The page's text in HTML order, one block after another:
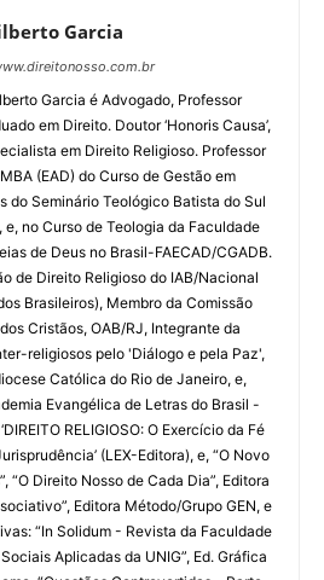
Garcia
Garcia é Advogado, Professor
em Direito. Doutor ‘Honoris Causa’,
em Direito Religioso. Professor
(EAD) do Curso de Gestão em
do Seminário Teológico Batista do Sul
e, no Curso de Teologia da Faculdade
de Deus no Brasil-FAECAD/CGADB.
de Direito Religioso do IAB/Nacional
Brasileiros), Membro da Comissão
Cristãos, OAB/RJ, Integrante da
religiosos pelo 'Diálogo e pela Paz',
Católica do Rio de Janeiro, e,
Evangélica de Letras do Brasil -
RELIGIOSO: O Exercício da Fé
(LEX-Editora), e, “O Novo
“O Direito Nosso de Cada Dia”, Editora
Editora Método/Grupo GEN, e
“In Solidum - Revista da Faculdade
Aplicadas da UNIG”, Ed. Gráfica